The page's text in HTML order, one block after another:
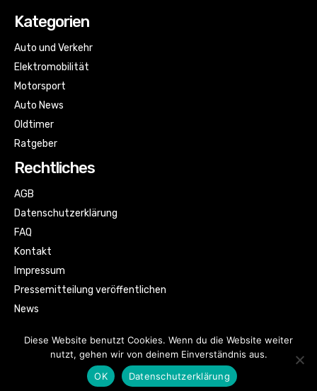
Kategorien
Auto und Verkehr
Elektromobilität
Motorsport
Auto News
Oldtimer
Ratgeber
Rechtliches
AGB
Datenschutzerklärung
FAQ
Kontakt
Impressum
Pressemitteilung veröffentlichen
News
© Automagazin für alle by kfzbild.com | All rights reserved.
Diese Website benutzt Cookies. Wenn du die Website weiter
nutzt, gehen wir von deinem Einverständnis aus.
OK
Datenschutzerklärung